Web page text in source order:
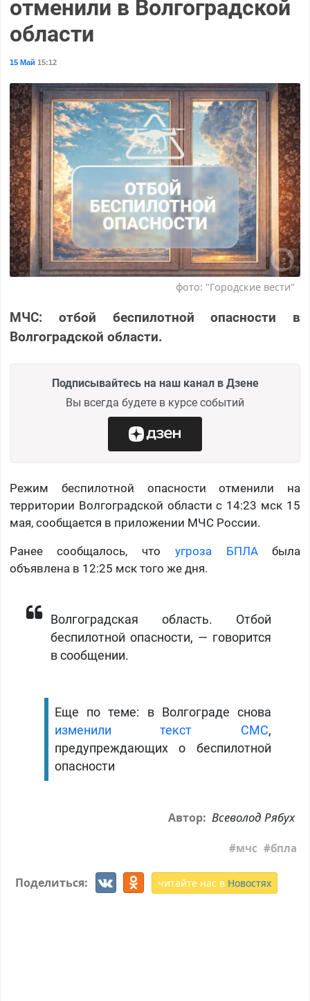
отменили в Волгоградской
области
15 Май 15:12
фото: "Городские вести"
МЧС: отбой беспилотной опасности в
Волгоградской области.
Подписывайтесь на наш канал в Дзене
Вы всегда будете в курсе событий
Режим беспилотной опасности отменили на
территории Волгоградской области с 14:23 мск 15
мая, сообщается в приложении МЧС России.
Ранее сообщалось, что угроза БПЛАбыла
объявлена в 12:25 мск того же дня.
Волгоградская область. Отбой
беспилотной опасности, — говорится
в сообщении.
Еще по теме: в Волгограде снова
изменили текст СМС,
предупреждающих о беспилотной
опасности
Автор: Всеволод Рябух
мчс бпла
Поделиться: читайте нас в Новостях